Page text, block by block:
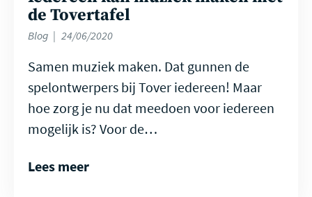
de Tovertafel
Blog 24/06/2020
Samen muziek maken. Dat gunnen de
spelontwerpers bij Tover iedereen! Maar
hoe zorg je nu dat meedoen voor iedereen
mogelijk is? Voor de…
Lees meer